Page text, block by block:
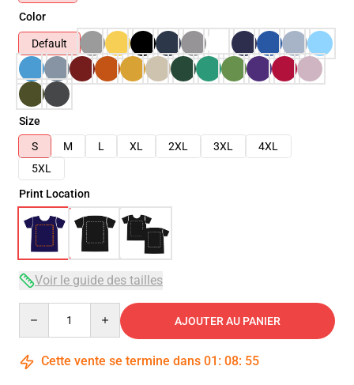
Color
Default
Size
S
M L XL 2XL 3XL
4XL
5XL
Print Location
Voir le guide des tailles
AJOUTER AU PANIER
Cette vente se termine dans 01 : 08: 54